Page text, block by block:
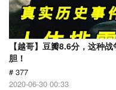
【越哥】豆瓣8.6分，这种
胆！
# 377
2020-06-30 00:33